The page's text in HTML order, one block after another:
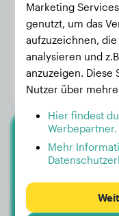
Alter:
Geschlecht:
Marketing
genutzt, um das
aufzuzeichnen,
analysieren und
anzuzeigen. Diese
Nutzer über
Hier findest
Werbepartner.
Mehr